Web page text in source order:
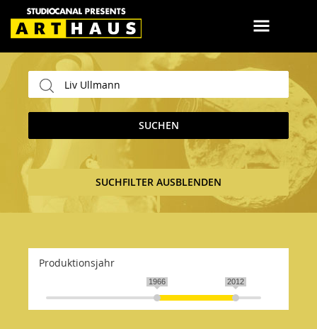
SUCHEN
SUCHFILTER AUSBLENDEN
Produktionsjahr
1966 2012